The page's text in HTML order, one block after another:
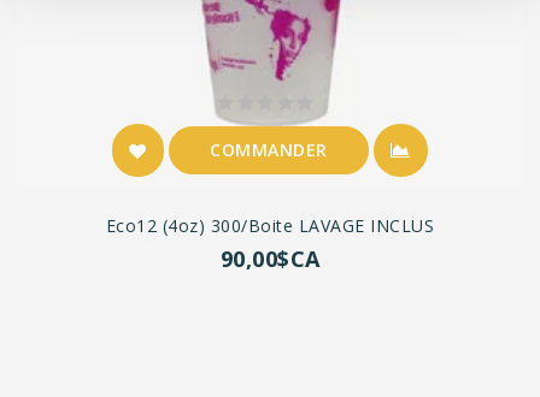
COMMANDER
Eco12 (4oz) 300/boite LAVAGE INCLUS
90,00$CA